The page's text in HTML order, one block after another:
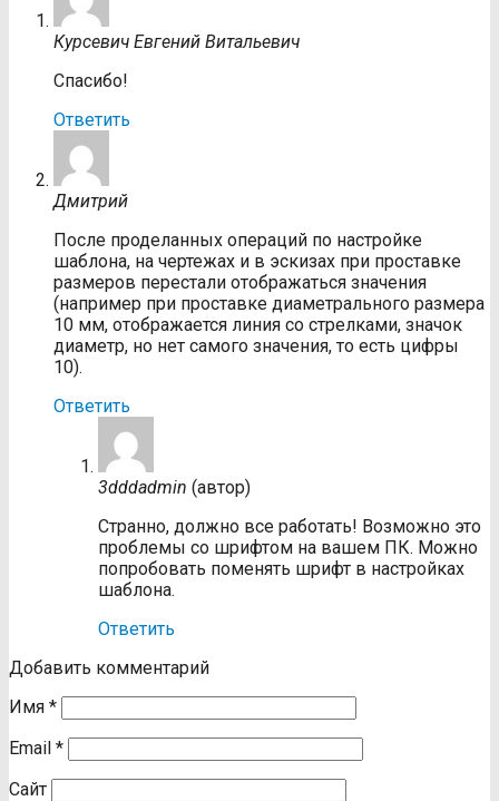
Курсевич Евгений Витальевич
Спасибо!
Ответить
Дмитрий
После проделанных операций по настройке
шаблона, на чертежах и в эскизах при проставке
размеров перестали отображаться значения
(например при проставке диаметрального размера
10 мм, отображается линия со стрелками, значок
диаметр, но нет самого значения, то есть цифры
10).
Ответить
3dddadmin (автор)
Странно, должно все работать! Возможно это
проблемы со шрифтом на вашем ПК. Можно
попробовать поменять шрифт в настройках
шаблона.
Ответить
Добавить комментарий
Имя *
Email *
Сайт